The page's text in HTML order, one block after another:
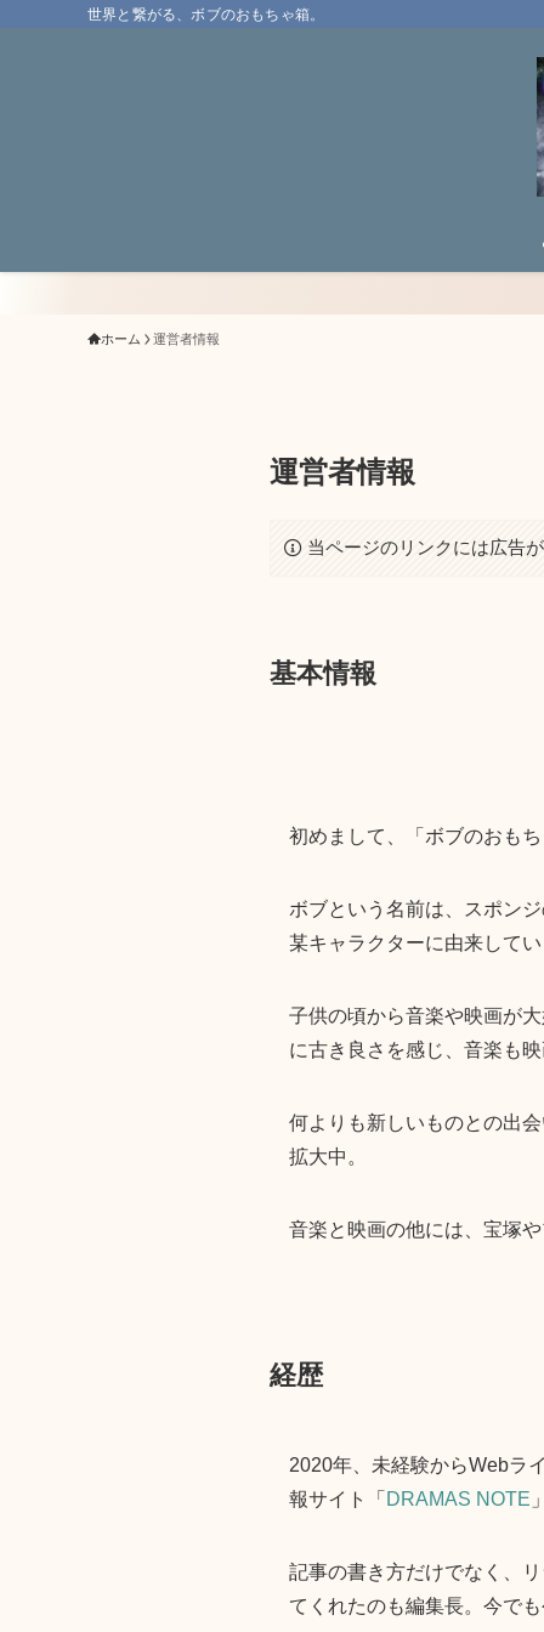
世界と繋がる、ボブのおもちゃ箱。
ホーム 運営者情報
運営者情報
当ページのリンクには広告
基本情報
初めまして、「ボブのおも
ボブという名前は、スポン
某キャラクターに由来して
子供の頃から音楽や映画が
に古き良さを感じ、音楽も
何よりも新しいものとの出
拡大中。
音楽と映画の他には、宝塚
経歴
2020年、未経験からWebラ
報サイト「 DRAMAS NOTE
記事の書き方だけでなく、
てくれたのも編集長。今で